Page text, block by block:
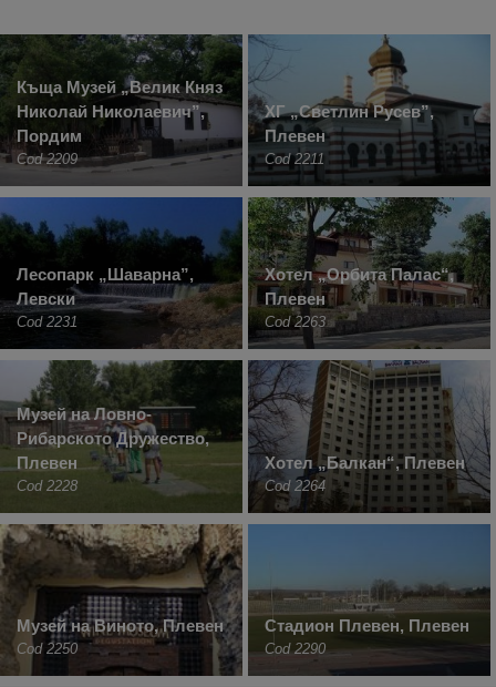
Къща Музей „Велик Княз
Николай Николаевич”,
Пордим
Cod 2209
ХГ „Светлин Русев”,
Плевен
Cod 2211
Лесопарк „Шаварна”,
Левски
Cod 2231
Хотел „Орбита Палас“,
Плевен
Cod 2263
Музей на Ловно-
Рибарското Дружество,
Плевен
Cod 2228
Хотел „Балкан“, Плевен
Cod 2264
Музей на Виното, Плевен
Cod 2250
Стадион Плевен, Плевен
Cod 2290